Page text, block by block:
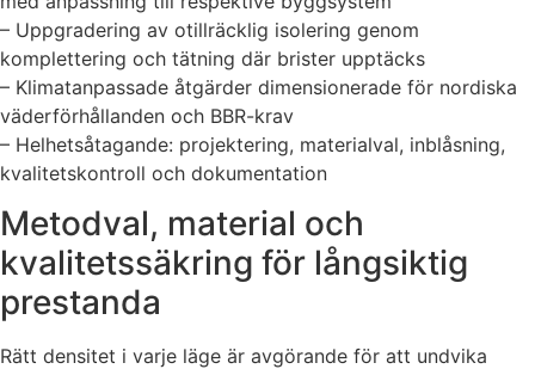
– Uppgradering av otillräcklig isolering genom
komplettering och tätning där brister upptäcks
– Klimatanpassade åtgärder dimensionerade för nordiska
väderförhållanden och BBR-krav
– Helhetsåtagande: projektering, materialval, inblåsning,
kvalitetskontroll och dokumentation
Metodval, material och
kvalitetssäkring för långsiktig
prestanda
Rätt densitet i varje läge är avgörande för att undvika